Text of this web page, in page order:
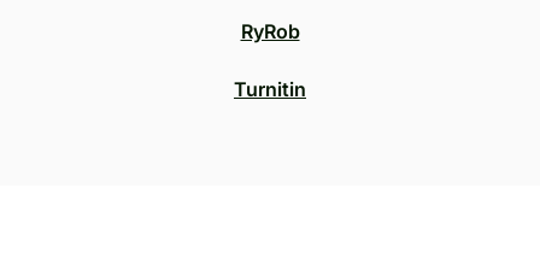
RyRob
Turnitin